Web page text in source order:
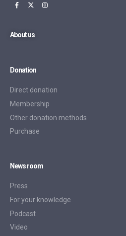
About us
Donation
Direct donation
Membership
Other donation methods
Purchase
News room
Press
For your knowledge
Podcast
Video